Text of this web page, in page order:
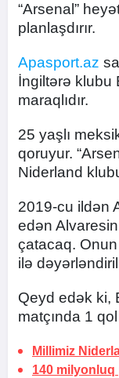
“Arsenal”
planlaşdırır.
Apasport.az
İngiltərə klubu
maraqlıdır.
25 yaşlı
qoruyur.
Niderland
2019-cu ildən
edən
çatacaq.
ilə
Qeyd edək ki,
matçında 1
Millimiz
140 milyonluq